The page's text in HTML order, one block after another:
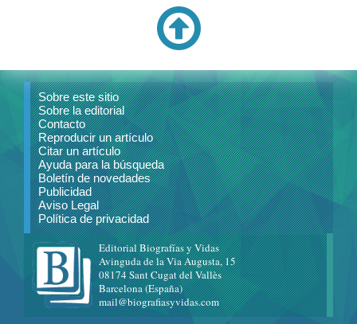
Sobre este sitio
Sobre la editorial
Contacto
Reproducir un artículo
Citar un artículo
Ayuda para la búsqueda
Boletín de novedades
Publicidad
Aviso Legal
Política de privacidad
Editorial Biografías y Vidas
Avinguda de la Via Augusta, 15
08174 Sant Cugat del Vallès
Barcelona (España)
mail@biografiasyvidas.com